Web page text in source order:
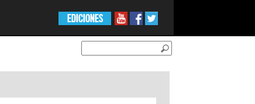
EDICIONES